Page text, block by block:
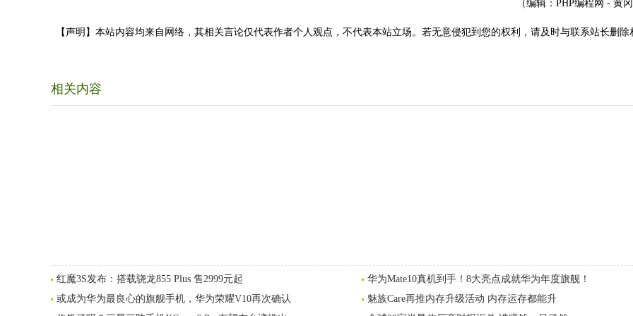
（编辑：PHP编程网 - 黄
【声明】本站内容均来自网络，其相关言论仅代表作者个人观点，不代表本站立场。若无意侵犯到您的权利，请及时与联系站长删除
相关内容
红魔3S发布：搭载骁龙855 Plus 售2999元起
华为Mate10真机到手！8大亮点成就华为年度旗舰！
或成为华为最良心的旗舰手机，华为荣耀V10再次确认
魅族Care再推内存升级活动 内存运存都能升